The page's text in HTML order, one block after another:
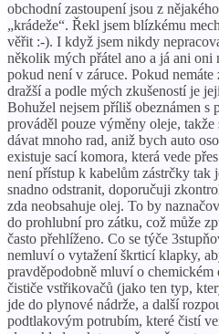
obchodní zastoupení jsou z
„krádeže“. Řekl jsem blízkému
věřit :-). I když jsem nikdy
několik mých přátel ano a já ani oni
pokud není v záruce. Pokud nemáte
dražší a podle mých zkušeností je
Bohužel nejsem příliš obeznámen s
prováděl pouze výměny oleje,
dávat mnoho rad, aniž bych auto
existuje sací komora, která vede
není přístup k kabelům zástrčky tak
snadno odstranit, doporučuji
zda neobsahuje olej. To by
do prohlubní pro zátku, což může
často přehlíženo. Co se týče
nemluví o vytažení škrticí klapky,
pravděpodobně mluví o chemickém
čističe vstřikovačů (jako ten typ,
jde do plynové nádrže, a další
podtlakovým potrubím, které čistí